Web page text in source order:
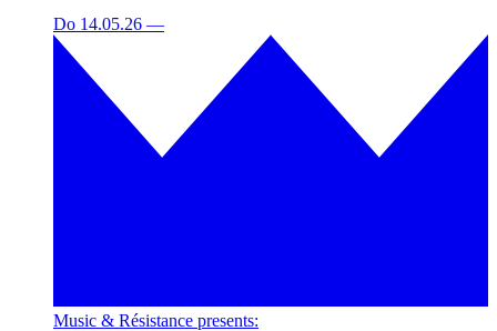
Do 14.05.26 —
Music & Résistance presents: